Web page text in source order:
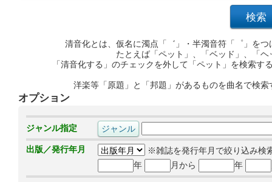
清音化とは、仮名に濁点「゛」・半濁音符「゜」を
たとえば「ペット」、「ベッド」、「
「清音化する」のチェックを外して「ペット」を検索
洋楽等「原題」と「邦題」があるものを曲名で検
オプション
ジャンル指定
出版／発行年月
※雑誌を発行年月で絞り込み検
年
月から 年